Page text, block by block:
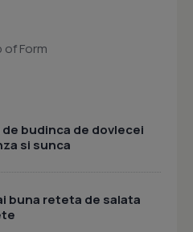
of Form
budinca de dovlecei
si sunca
buna reteta de salata